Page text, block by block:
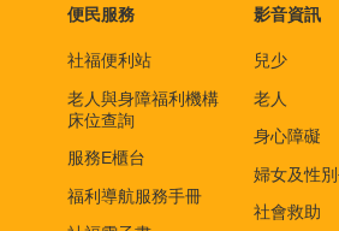
便民服務
社福便利站
老人與身障福利機構
床位查詢
服務E櫃台
福利導航服務手冊
影音資訊
兒少
老人
身心障礙
婦女及性
社會救助